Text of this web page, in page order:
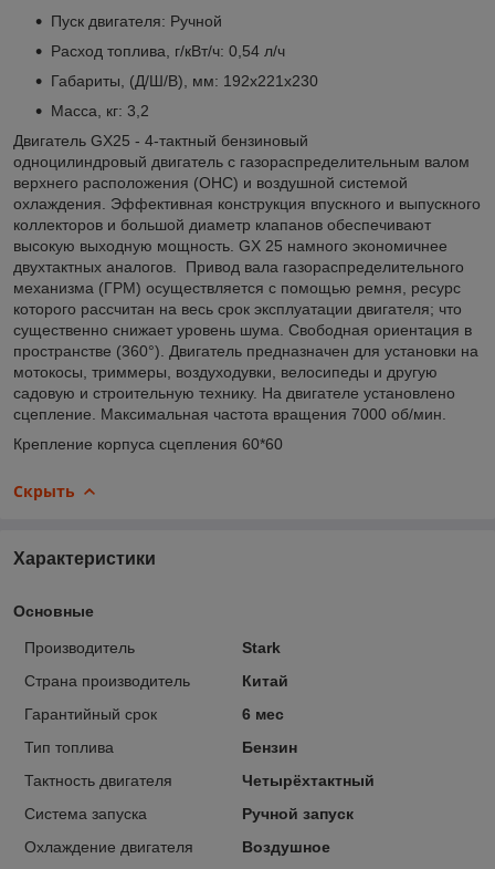
Пуск двигателя: Ручной
Расход топлива, г/кВт/ч: 0,54 л/ч
Габариты, (Д/Ш/В), мм: 192x221x230
Масса, кг: 3,2
Двигатель GX25 - 4-тактный бензиновый
одноцилиндровый двигатель с газораспределительным валом
верхнего расположения (OHС) и воздушной системой
охлаждения. Эффективная конструкция впускного и выпускного
коллекторов и большой диаметр клапанов обеспечивают
высокую выходную мощность. GX 25 намного экономичнее
двухтактных аналогов. Привод вала газораспределительного
механизма (ГРМ) осуществляется с помощью ремня, ресурс
которого рассчитан на весь срок эксплуатации двигателя; что
существенно снижает уровень шума. Свободная ориентация в
пространстве (360°). Двигатель предназначен для установки на
мотокосы, триммеры, воздуходувки, велосипеды и другую
садовую и строительную технику. На двигателе установлено
сцепление. Максимальная частота вращения 7000 об/мин.
Крепление корпуса сцепления 60*60
Скрыть
Характеристики
Основные
Производитель
Stark
Страна производитель
Китай
Гарантийный срок
6 мес
Тип топлива
Бензин
Тактность двигателя
Четырёхтактный
Система запуска
Ручной запуск
Охлаждение двигателя
Воздушное